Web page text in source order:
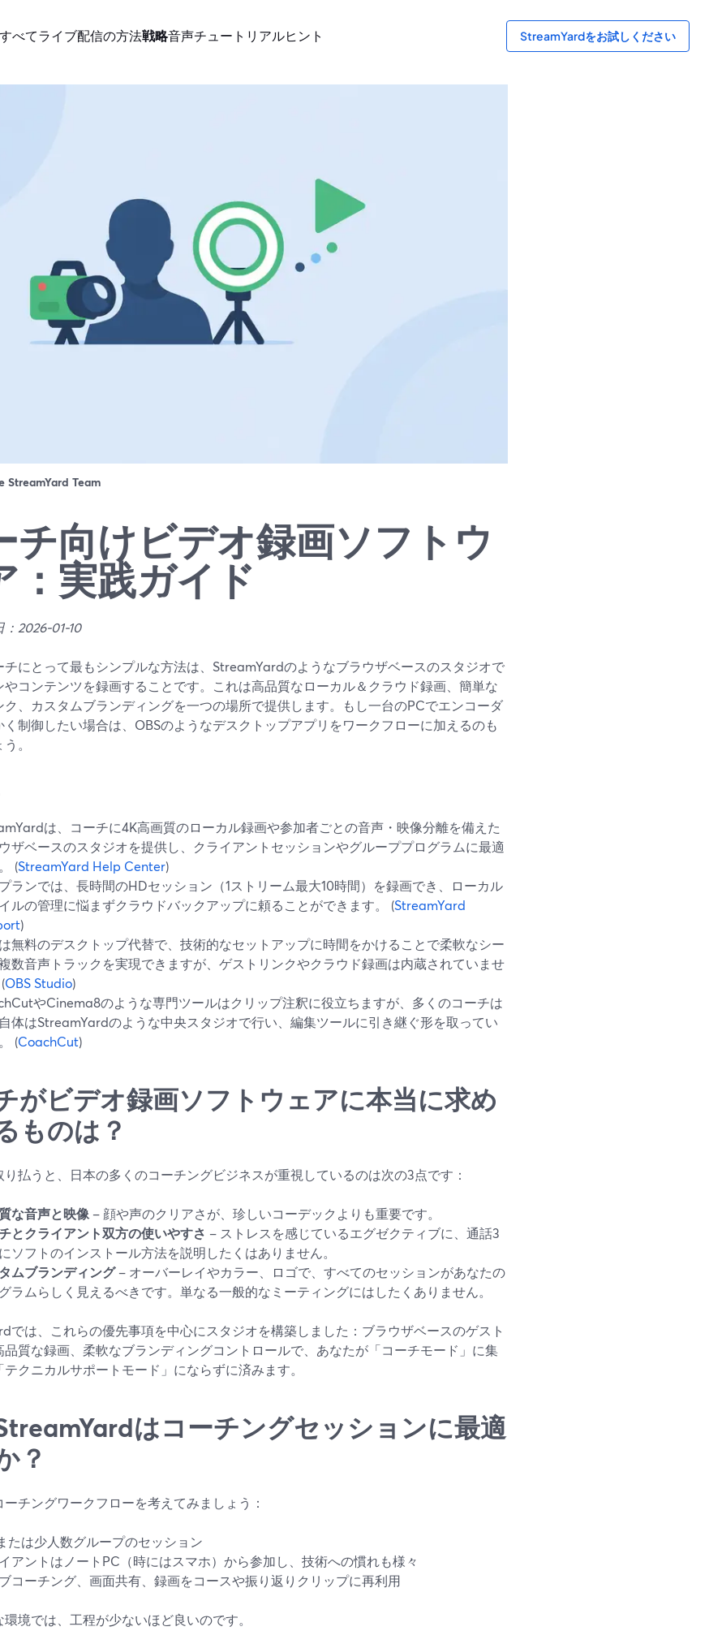
すべてライブ配信の方法戦略音声チュートリアルヒント StreamYardをお試しください
StreamYard Team
チ向けビデオ録画ソフトウ
：実践ガイド
：2026-01-10
チにとって最もシンプルな方法は、StreamYardのようなブラウザベースのスタジオで
やコンテンツを録画することです。これは高品質なローカル＆クラウド録画、簡単な
ク、カスタムブランディングを一つの場所で提供します。もし一台のPCでエンコーダ
く制御したい場合は、OBSのようなデスクトップアプリをワークフローに加えるのも
。
は、コーチに4K高画質のローカル録画や参加者ごとの音声・映像分離を備えた
ザベースのスタジオを提供し、クライアントセッションやグループプログラムに最適
(StreamYard Help Center)
ランでは、長時間のHDセッション（1ストリーム最大10時間）を録画でき、ローカル
ルの管理に悩まずクラウドバックアップに頼ることができます。 (StreamYard
)
無料のデスクトップ代替で、技術的なセットアップに時間をかけることで柔軟なシー
数音声トラックを実現できますが、ゲストリンクやクラウド録画は内蔵されていませ
OBS Studio)
やCinema8のような専門ツールはクリップ注釈に役立ちますが、多くのコーチは
体はStreamYardのような中央スタジオで行い、編集ツールに引き継ぐ形を取ってい
(CoachCut)
がビデオ録画ソフトウェアに本当に求め
ものは？
払うと、日本の多くのコーチングビジネスが重視しているのは次の3点です：
な音声と映像 – 顔や声のクリアさが、珍しいコーデックよりも重要です。
とクライアント双方の使いやすさ – ストレスを感じているエグゼクティブに、通話3
ソフトのインストール方法を説明したくはありません。
ムブランディング– オーバーレイやカラー、ロゴで、すべてのセッションがあなたの
ラムらしく見えるべきです。単なる一般的なミーティングにはしたくありません。
では、これらの優先事項を中心にスタジオを構築しました：ブラウザベースのゲスト
品質な録画、柔軟なブランディングコントロールで、あなたが「コーチモード」に集
クニカルサポートモード」にならずに済みます。
はコーチングセッションに最適
？
チングワークフローを考えてみましょう：
たは少人数グループのセッション
アントはノートPC（時にはスマホ）から参加し、技術への慣れも様々
コーチング、画面共有、録画をコースや振り返りクリップに再利用
環境では、工程が少ないほど良いのです。